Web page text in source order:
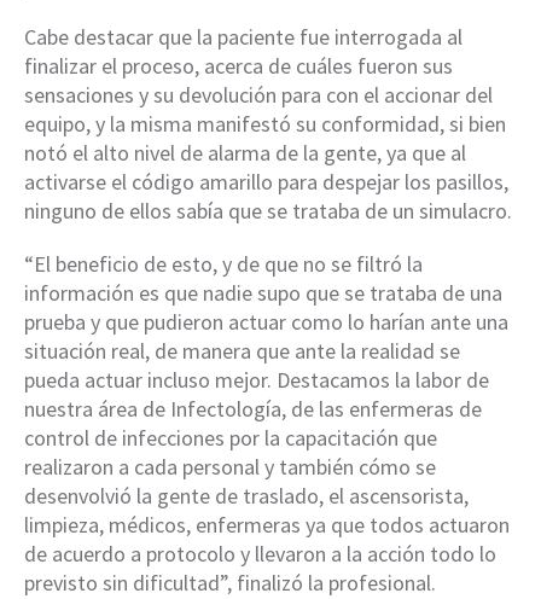
Cabe destacar que la paciente fue interrogada al
finalizar el proceso, acerca de cuáles fueron sus
sensaciones y su devolución para con el accionar del
equipo, y la misma manifestó su conformidad, si bien
notó el alto nivel de alarma de la gente, ya que al
activarse el código amarillo para despejar los pasillos,
ninguno de ellos sabía que se trataba de un simulacro.
“El beneficio de esto, y de que no se filtró la
información es que nadie supo que se trataba de una
prueba y que pudieron actuar como lo harían ante una
situación real, de manera que ante la realidad se
pueda actuar incluso mejor. Destacamos la labor de
nuestra área de Infectología, de las enfermeras de
control de infecciones por la capacitación que
realizaron a cada personal y también cómo se
desenvolvió la gente de traslado, el ascensorista,
limpieza, médicos, enfermeras ya que todos actuaron
de acuerdo a protocolo y llevaron a la acción todo lo
previsto sin dificultad”, finalizó la profesional.